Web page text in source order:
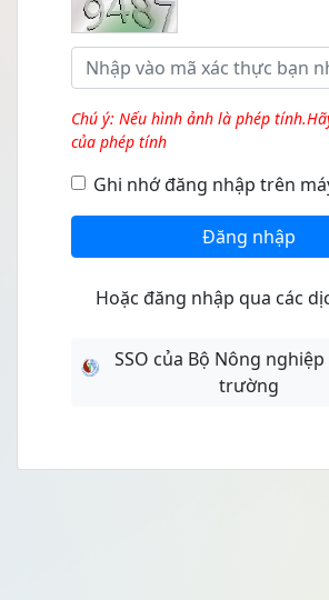
Chú ý: Nếu hình ảnh là phép
của phép tính
Ghi nhớ đăng nhập trên
Đăng nhập
Hoặc đăng nhập qua các
SSO của Bộ Nông
trường